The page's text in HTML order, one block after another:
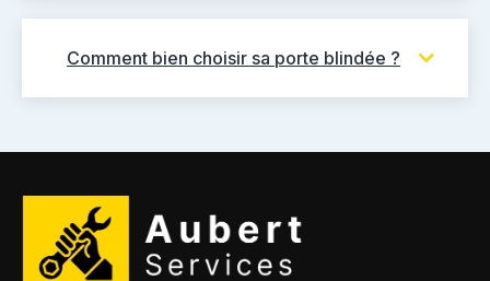
Comment bien choisir sa porte blindée ?